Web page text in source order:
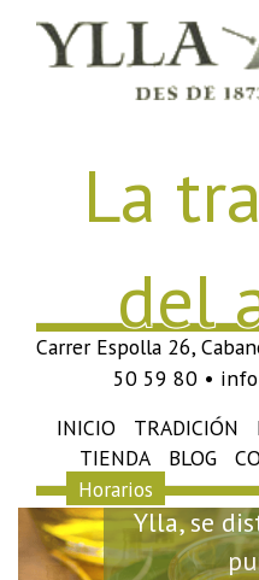
La
del
Carrer Espolla 26,
50 59 80 •
INICIO
TRADICIÓN
TIENDA
BLOG
Horariospropio
Ylla, se